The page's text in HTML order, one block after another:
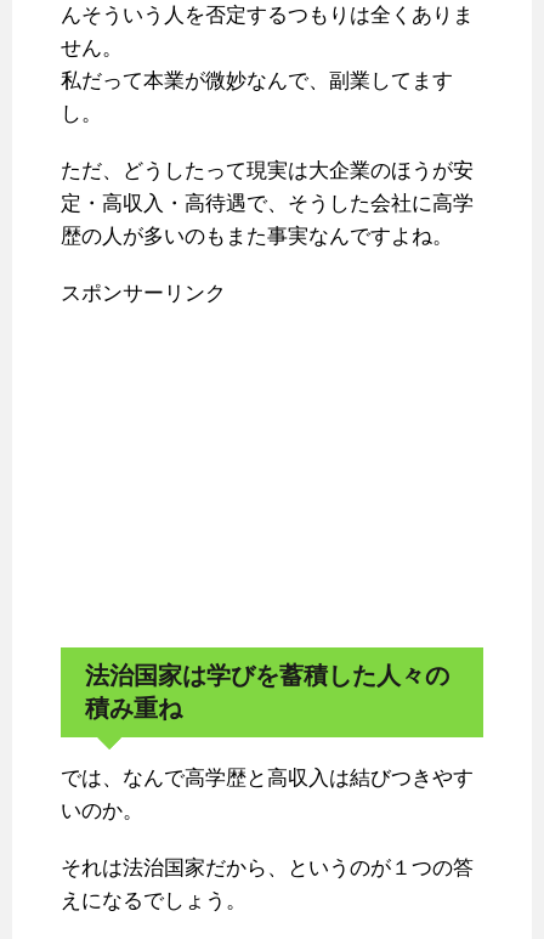
んそういう人を否定するつもりは全くありま
せん。
私だって本業が微妙なんで、副業してます
し。
ただ、どうしたって現実は大企業のほうが安
定・高収入・高待遇で、そうした会社に高学
歴の人が多いのもまた事実なんですよね。
スポンサーリンク
法治国家は学びを蓄積した人々の
積み重ね
では、なんで高学歴と高収入は結びつきやす
いのか。
それは法治国家だから、というのが１つの答
えになるでしょう。